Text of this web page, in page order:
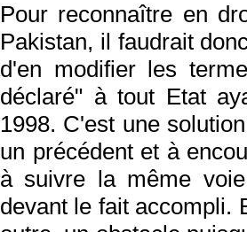
Pour reconnaître en
Pakistan, il faudrait
d'en modifier les
déclaré" à tout Etat
1998. C'est une
un précédent et à
à suivre la même
devant le fait accompli.